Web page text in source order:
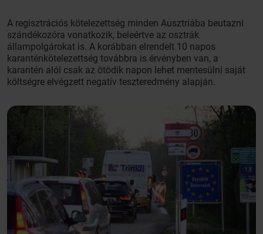
A regisztrációs kötelezettség minden Ausztriába beutazni
szándékozóra vonatkozik, beleértve az osztrák
állampolgárokat is. A korábban elrendelt 10 napos
karanténkötelezettség továbbra is érvényben van, a
karantén alól csak az ötödik napon lehet mentesülni saját
költségre elvégzett negatív teszteredmény alapján.